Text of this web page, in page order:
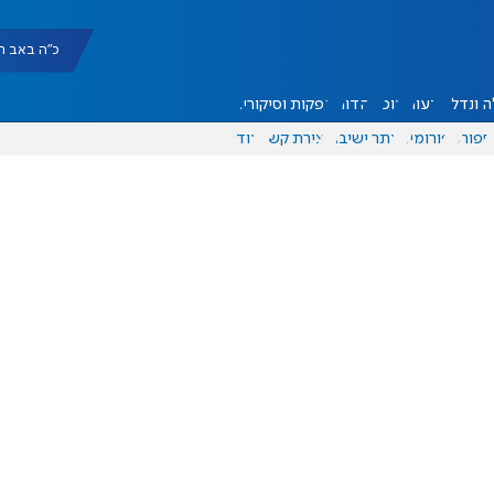
כ"ה באב תשפ"ו
ונדל"ן דעות אוכל יהדות הפקות וסיקורים
ספורט פורומים אתר ישיבה יצירת קשר עוד